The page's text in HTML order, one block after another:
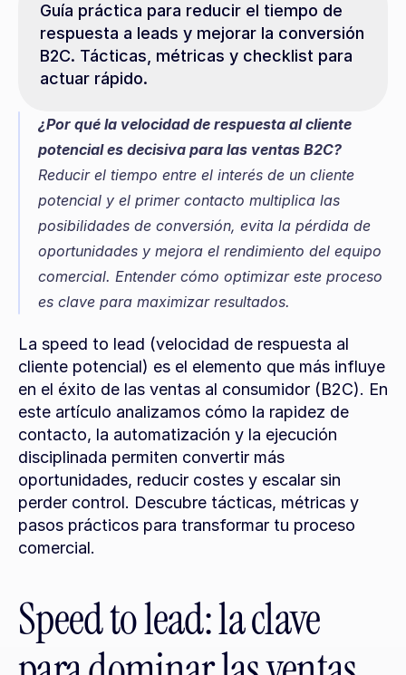
Guía práctica para reducir el tiempo de
respuesta a leads y mejorar la conversión
B2C. Tácticas, métricas y checklist para
actuar rápido.
¿Por qué la velocidad de respuesta al cliente
potencial es decisiva para las ventas B2C?
Reducir el tiempo entre el interés de un cliente
potencial y el primer contacto multiplica las
posibilidades de conversión, evita la pérdida de
oportunidades y mejora el rendimiento del equipo
comercial. Entender cómo optimizar este proceso
es clave para maximizar resultados.
La speed to lead (velocidad de respuesta al
cliente potencial) es el elemento que más influye
en el éxito de las ventas al consumidor (B2C). En
este artículo analizamos cómo la rapidez de
contacto, la automatización y la ejecución
disciplinada permiten convertir más
oportunidades, reducir costes y escalar sin
perder control. Descubre tácticas, métricas y
pasos prácticos para transformar tu proceso
comercial.
Speed to lead: la clave